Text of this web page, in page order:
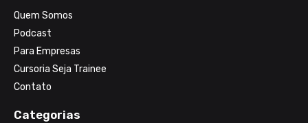
Quem Somos
Podcast
Para Empresas
Cursoria Seja Trainee
Contato
Categorias